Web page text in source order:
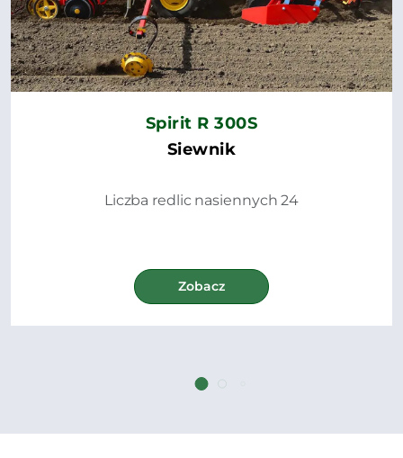
Spirit R 300S
Siewnik
Liczba redlic nasiennych 24
Zobacz